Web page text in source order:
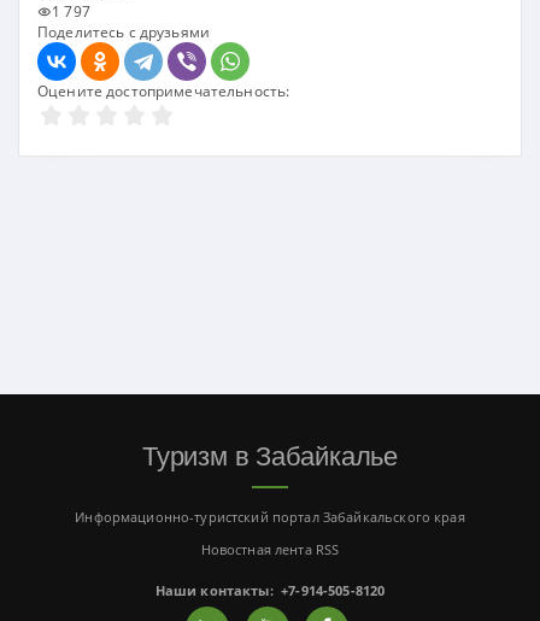
1 797
Поделитесь с друзьями
Оцените достопримечательность:
Туризм в Забайкалье
Информационно-туристский портал Забайкальского края
Новостная лента RSS
Наши контакты: +7-914-505-8120